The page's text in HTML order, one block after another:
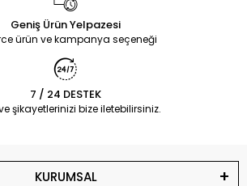
Geniş Ürün Yelpazesi
ürün ve kampanya seçeneği
7 / 24 DESTEK
şikayetlerinizi bize iletebilirsiniz.
KURUMSAL